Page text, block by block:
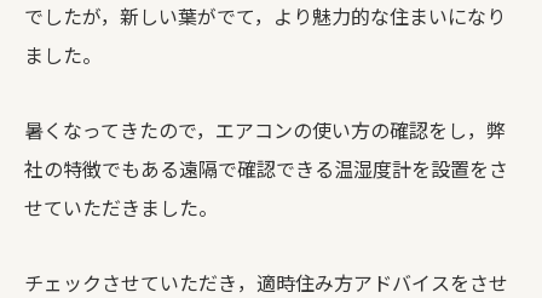
でしたが，新しい葉がでて，より魅力的な住まいになり
ました。
暑くなってきたので，エアコンの使い方の確認をし，弊
社の特徴でもある遠隔で確認できる温湿度計を設置をさ
せていただきました。
チェックさせていただき，適時住み方アドバイスをさせ